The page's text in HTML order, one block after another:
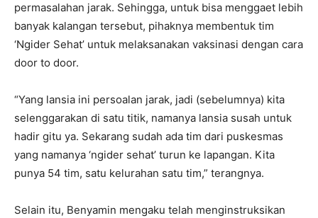
permasalahan jarak. Sehingga, untuk bisa menggaet lebih
banyak kalangan tersebut, pihaknya membentuk tim
‘Ngider Sehat’ untuk melaksanakan vaksinasi dengan cara
door to door.
“Yang lansia ini persoalan jarak, jadi (sebelumnya) kita
selenggarakan di satu titik, namanya lansia susah untuk
hadir gitu ya. Sekarang sudah ada tim dari puskesmas
yang namanya ‘ngider sehat’ turun ke lapangan. Kita
punya 54 tim, satu kelurahan satu tim,” terangnya.
Selain itu, Benyamin mengaku telah menginstruksikan